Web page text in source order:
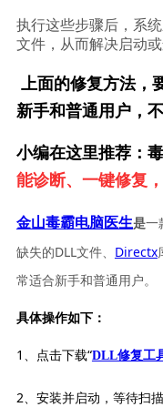
执行这些步骤后，系
文件，从而解决启动
上面的修复方法，
新手和普通用户，不
小编在这里推荐：
能诊断、一键修复，
金山毒霸电脑医生是一
缺失的DLL文件、 Directx
常适合新手和普通用户。
具体操作如下：
1、点击下载“DLL修复工
2、安装并启动，等待扫描